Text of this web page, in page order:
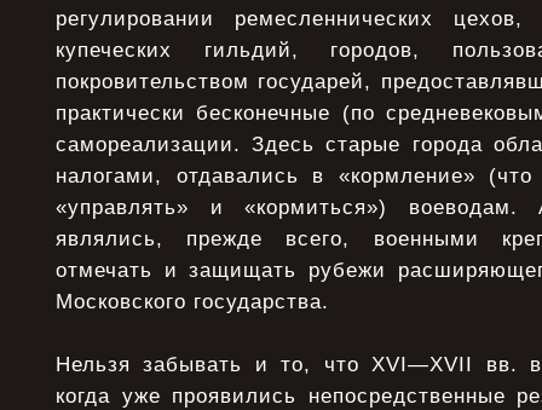
регулировании ремесленнических
купеческих гильдий, городов,
покровительством государей,
практически бесконечные (по
самореализации. Здесь старые города
налогами, отдавались в «кормление»
«управлять» и «кормиться»)
являлись, прежде всего, военными
отмечать и защищать рубежи
Московского государства.
Нельзя забывать и то, что XVI—XVII вв.
когда уже проявились непосредственные